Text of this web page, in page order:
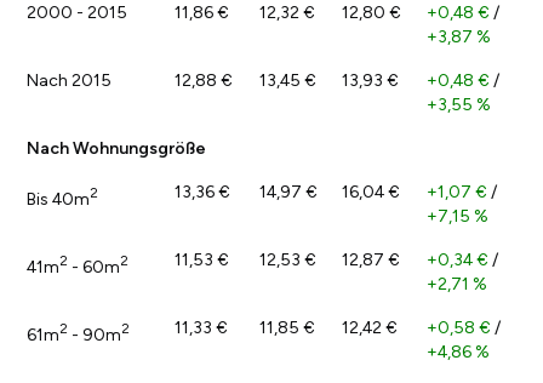
2000 - 2015 11,86 € 12,32 € 12,80 € +0,48 € /
+3,87 %
Nach 2015 12,88 € 13,45 € 13,93 € +0,48 € /
+3,55 %
Nach Wohnungsgröße
Bis 40m2 13,36 € 14,97 € 16,04 € +1,07 € /
+7,15 %
41m2 - 60m2 11,53 € 12,53 € 12,87 € +0,34 € /
+2,71 %
61m2 - 90m2 11,33 € 11,85 € 12,42 € +0,58 € /
+4,86 %